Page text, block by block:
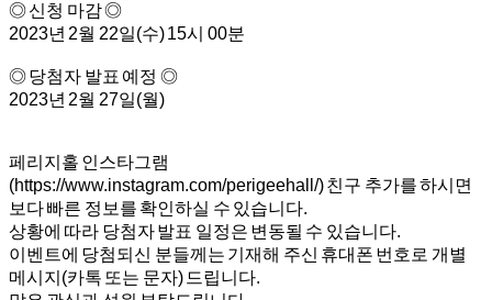
◎ 신청 마감 ◎
2023년 2월 22일(수) 15시 00분
◎ 당첨자 발표 예정 ◎
2023년 2월 27일(월)
페리지홀 인스타그램
(https://www.instagram.com/perigeehall/) 친구 추가를 하시면
보다 빠른 정보를 확인하실 수 있습니다.
상황에 따라 당첨자 발표 일정은 변동될 수 있습니다.
이벤트에 당첨되신 분들께는 기재해 주신 휴대폰 번호로 개별
메시지(카톡 또는 문자) 드립니다.